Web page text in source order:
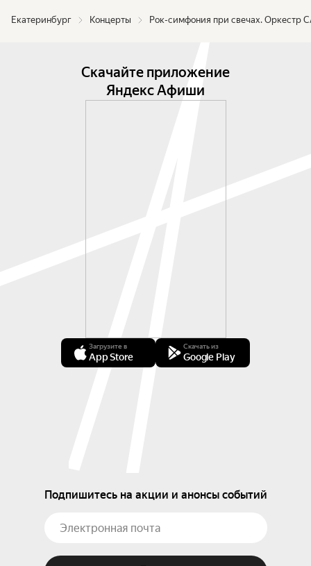
Екатеринбург Концерты Рок-симфония при свечах. Оркестр
Скачайте приложение
Яндекс Афиши
Загрузите в
App Store
Скачать из
Google Play
Подпишитесь на акции и анонсы событий